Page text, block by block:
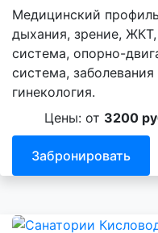
Медицинский
дыхания, зрение,
система, опорно-
система,
гинекология.
Цены: от 3200
Забронировать